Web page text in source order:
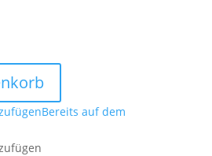
Bereits auf dem